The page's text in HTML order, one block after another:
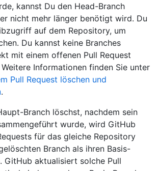
kannst Du den Head-Branch
nicht mehr länger benötigt wird. Du
auf dem Repository, um
Du kannst keine Branches
mit einem offenen Pull Request
Informationen finden Sie unter
Pull Request löschen und
.
Branch löschst, nachdem sein
wurde, wird GitHub
für das gleiche Repository
Branch als ihren Basis-
GitHub aktualisiert solche Pull